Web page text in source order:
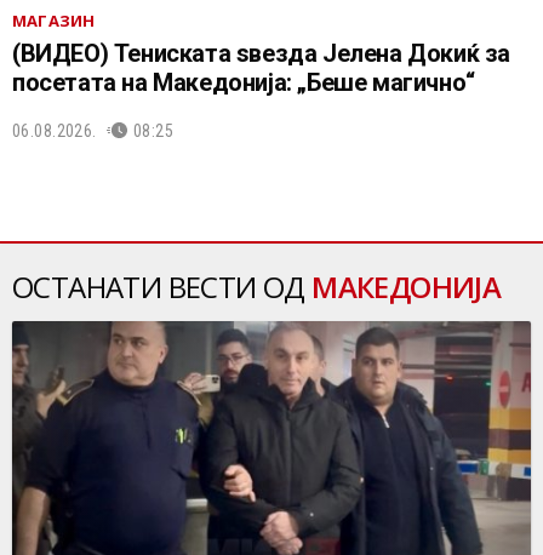
МАГАЗИН
(ВИДЕО) Тениската ѕвезда Јелена Докиќ за
посетата на Македонија: „Беше магично“
06.08.2026. 08:25
ОСТАНАТИ ВЕСТИ ОД МАКЕДОНИЈА